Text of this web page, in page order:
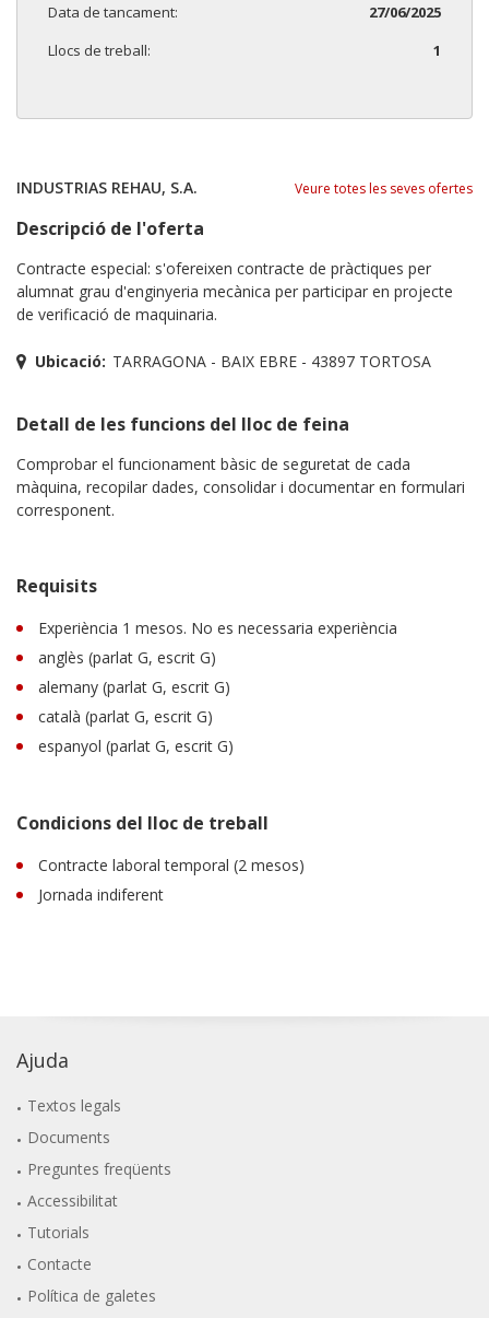
Data de tancament:
27/06/2025
Llocs de treball:
1
INDUSTRIAS REHAU, S.A. Veure totes les seves ofertes
Descripció de l'oferta
Contracte especial: s'ofereixen contracte de pràctiques per
alumnat grau d'enginyeria mecànica per participar en projecte
de verificació de maquinaria.
Ubicació: TARRAGONA - BAIX EBRE - 43897 TORTOSA
Detall de les funcions del lloc de feina
Comprobar el funcionament bàsic de seguretat de cada
màquina, recopilar dades, consolidar i documentar en formulari
corresponent.
Requisits
Experiència 1 mesos. No es necessaria experiència
anglès (parlat G, escrit G)
alemany (parlat G, escrit G)
català (parlat G, escrit G)
espanyol (parlat G, escrit G)
Condicions del lloc de treball
Contracte laboral temporal (2 mesos)
Jornada indiferent
Ajuda
Textos legals
Documents
Preguntes freqüents
Accessibilitat
Tutorials
Contacte
Política de galetes